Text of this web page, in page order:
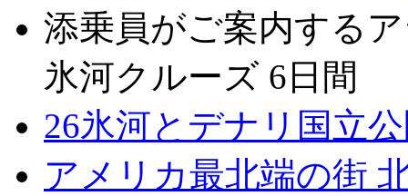
添乗員がご案内する
氷河クルーズ 6日間
26氷河とデナリ国立
アメリカ最北端の街